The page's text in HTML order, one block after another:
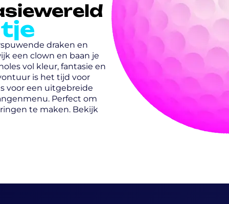
draken en
een clown en baan je
vol kleur, fantasie en
is het tijd voor
voor een uitgebreide
Perfect om
te maken. Bekijk